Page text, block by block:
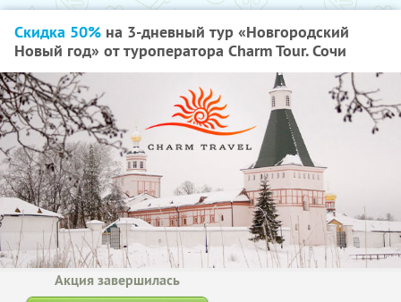
Скидка 50% на 3-дневный тур «Новгородский
Новый год» от туроператора Charm Tour. Сочи
Акция завершилась